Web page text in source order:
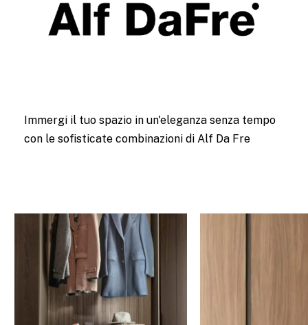
Immergi il tuo spazio in un'eleganza senza tempo
con le sofisticate combinazioni di Alf Da Fre